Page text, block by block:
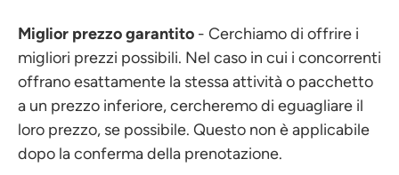
Miglior prezzo garantito - Cerchiamo di offrire i
migliori prezzi possibili. Nel caso in cui i concorrenti
offrano esattamente la stessa attività o pacchetto
a un prezzo inferiore, cercheremo di eguagliare il
loro prezzo, se possibile. Questo non è applicabile
dopo la conferma della prenotazione.